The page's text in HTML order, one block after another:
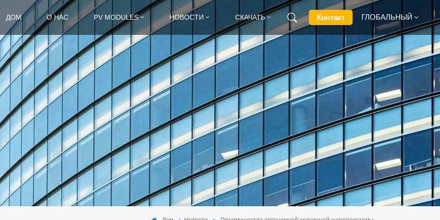
ДОМ О НАС PV MODULES НОВОСТИ СКАЧАТЬ Контакт ГЛОБАЛЬНЫЙ
English
Français
Deutsch
Русский
Italiano
Español